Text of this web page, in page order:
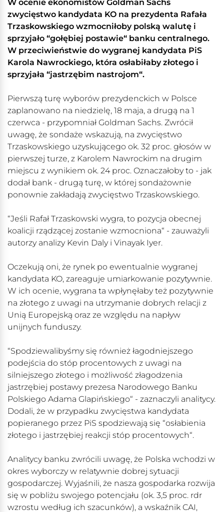
W ocenie ekonomistów Goldman Sachs
zwycięstwo kandydata KO na prezydenta Rafała
Trzaskowskiego wzmocniłoby polską walutę i
sprzyjało “gołębiej postawie“ banku centralnego.
W przeciwieństwie do wygranej kandydata PiS
Karola Nawrockiego, która osłabiłaby złotego i
sprzyjała “jastrzębim nastrojom“.
Pierwszą turę wyborów prezydenckich w Polsce
zaplanowano na niedzielę, 18 maja, a drugą na 1
czerwca - przypomniał Goldman Sachs. Zwrócił
uwagę, że sondaże wskazują, na zwycięstwo
Trzaskowskiego uzyskującego ok. 32 proc. głosów w
pierwszej turze, z Karolem Nawrockim na drugim
miejscu z wynikiem ok. 24 proc. Oznaczałoby to - jak
dodał bank - drugą turę, w której sondażownie
ponownie zakładają zwycięstwo Trzaskowskiego.
“Jeśli Rafał Trzaskowski wygra, to pozycja obecnej
koalicji rządzącej zostanie wzmocniona“ - zauważyli
autorzy analizy Kevin Daly i Vinayak Iyer.
Oczekują oni, że rynek po ewentualnie wygranej
kandydata KO, zareaguje umiarkowanie pozytywnie.
W ich ocenie, wygrana ta wpłynęłaby też pozytywnie
na złotego z uwagi na utrzymanie dobrych relacji z
Unią Europejską oraz ze względu na napływ
unijnych funduszy.
“Spodziewalibyśmy się również łagodniejszego
podejścia do stóp procentowych z uwagi na
silniejszego złotego i możliwość złagodzenia
jastrzębiej postawy prezesa Narodowego Banku
Polskiego Adama Glapińskiego“ - zaznaczyli analitycy.
Dodali, że w przypadku zwycięstwa kandydata
popieranego przez PiS spodziewają się “osłabienia
złotego i jastrzębiej reakcji stóp procentowych“.
Analitycy banku zwrócili uwagę, że Polska wchodzi w
okres wyborczy w relatywnie dobrej sytuacji
gospodarczej. Wyjaśnili, że nasza gospodarka rozwija
się w pobliżu swojego potencjału (ok. 3,5 proc. rdr
wzrostu według ich szacunków), a wskaźnik CAI,